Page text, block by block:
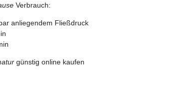
Verbrauch:
anliegendem Fließdruck
günstig online kaufen